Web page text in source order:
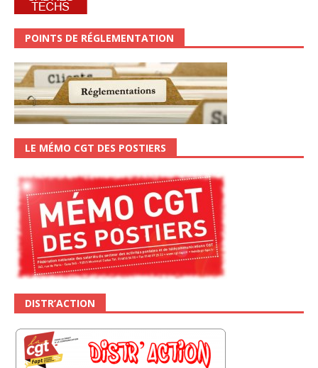
POINTS DE RÉGLEMENTATION
LE MÉMO CGT DES POSTIERS
DISTR’ACTION